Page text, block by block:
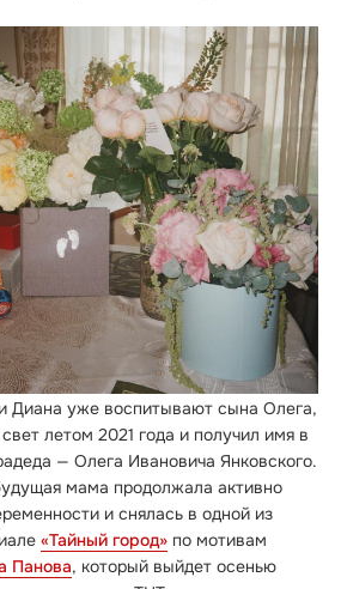
Диана уже воспитывают сына Олега,
летом 2021 года и получил имя в
— Олега Ивановича Янковского.
мама продолжала активно
и снялась в одной из
«Тайный город» по мотивам
Панова, который выйдет осенью